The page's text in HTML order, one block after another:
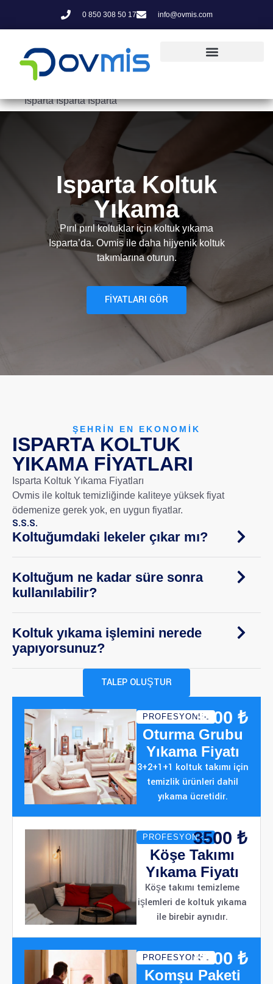
0 850 308 50 17 info@ovmis.com
Isparta Isparta Isparta
Isparta Koltuk
Yıkama
Pırıl pırıl koltuklar için koltuk yıkama
Isparta’da. Ovmis ile daha hijyenik koltuk
takımlarına oturun.
FİYATLARI GÖR
ŞEHRIN EN EKONOMIK
ISPARTA KOLTUK
YIKAMA FIYATLARI
Isparta Koltuk Yıkama Fiyatları
Ovmis ile koltuk temizliğinde kaliteye yüksek fiyat
ödemenize gerek yok, en uygun fiyatlar.
S.S.S.
Koltuğumdaki lekeler çıkar mı?
Koltuğum ne kadar süre sonra
kullanılabilir?
Koltuk yıkama işlemini nerede
yapıyorsunuz?
TALEP OLUŞTUR
PROFESYONEL3800 ₺
Oturma Grubu
Yıkama Fiyatı
3+2+1+1 koltuk takımı için
temizlik ürünleri dahil
yıkama ücretidir.
PROFESYONEL3500 ₺
Köşe Takımı
Yıkama Fiyatı
Köşe takımı temizleme
işlemleri de koltuk yıkama
ile birebir aynıdır.
PROFESYONEL6000 ₺
Komşu Paketi